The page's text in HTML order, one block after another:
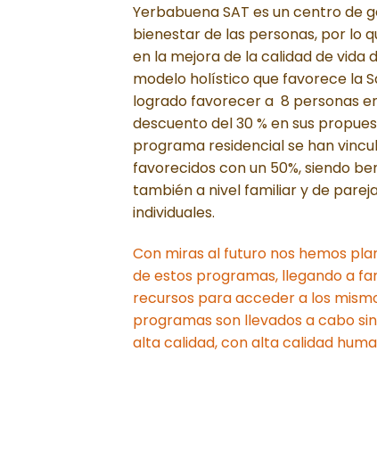
Yerbabuena SAT es un centro
bienestar de las personas, por lo
en la mejora de la calidad de vida
modelo holístico que favorece la
logrado favorecer a 8 personas
descuento del 30 % en sus
programa residencial se han
favorecidos con un 50%, siendo
también a nivel familiar y de
individuales.
Con miras al futuro nos hemos
de estos programas, llegando a
recursos para acceder a los
programas son llevados a cabo
alta calidad, con alta calidad